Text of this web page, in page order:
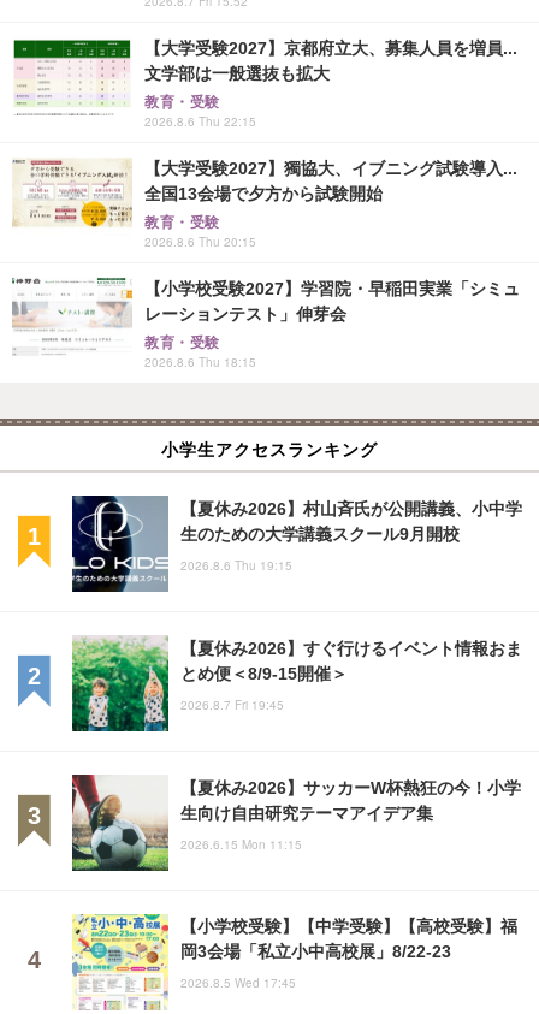
【大学受験2027】京都府立大、募集人員を増員...
文学部は一般選抜も拡大
教育・受験
2026.8.6 Thu 22:15
【大学受験2027】獨協大、イブニング試験導入...
全国13会場で夕方から試験開始
教育・受験
2026.8.6 Thu 20:15
【小学校受験2027】学習院・早稲田実業「シミュ
レーションテスト」伸芽会
教育・受験
2026.8.6 Thu 18:15
小学生アクセスランキング
【夏休み2026】村山斉氏が公開講義、小中学
生のための大学講義スクール9月開校
2026.8.6 Thu 19:15
【夏休み2026】すぐ行けるイベント情報おま
とめ便＜8/9-15開催＞
2026.8.7 Fri 19:45
【夏休み2026】サッカーW杯熱狂の今！小学
生向け自由研究テーマアイデア集
2026.6.15 Mon 11:15
【小学校受験】【中学受験】【高校受験】福
岡3会場「私立小中高校展」8/22-23
2026.8.5 Wed 17:45